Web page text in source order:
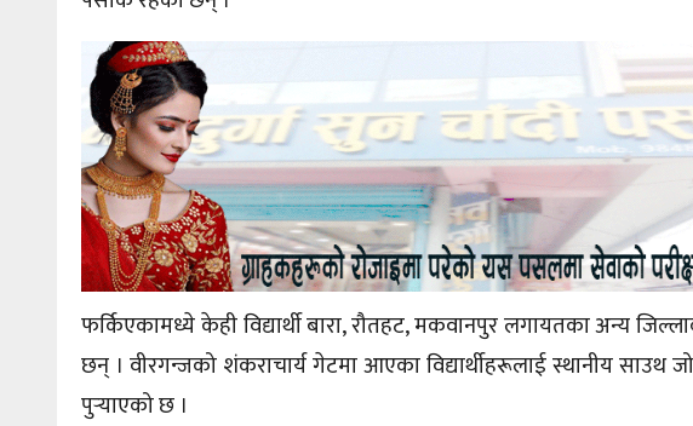
फर्किएकामध्ये केही विद्यार्थी बारा, रौतहट, मकवानपुर लगायतका अन्य
छन् । वीरगन्जको शंकराचार्य गेटमा आएका विद्यार्थीहरूलाई स्थानीय
पुर्‍याएको छ ।